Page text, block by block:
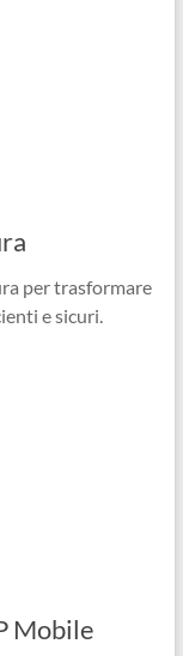
per trasformare
e sicuri.
Mobile